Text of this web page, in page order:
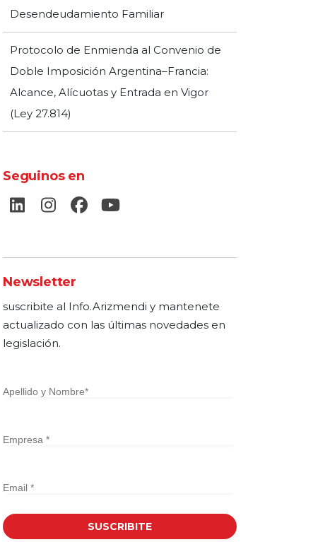
Desendeudamiento Familiar
Protocolo de Enmienda al Convenio de
Doble Imposición Argentina–Francia:
Alcance, Alícuotas y Entrada en Vigor
(Ley 27.814)
Seguinos en
Newsletter
suscribite al Info.Arizmendi y mantenete
actualizado con las últimas novedades en
legislación.